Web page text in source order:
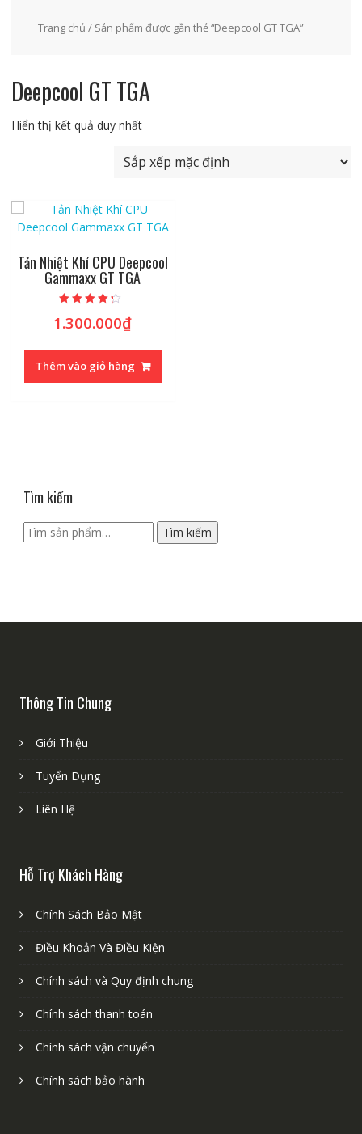
Trang chủ / Sản phẩm được gắn thẻ “Deepcool GT TGA”
Deepcool GT TGA
Hiển thị kết quả duy nhất
Tản Nhiệt Khí CPU Deepcool
Gammaxx GT TGA
hạng
4.00
1.300.000₫
Thêm vào giỏ hàng
Tìm kiếm
Tìm
kiếm:
Tìm kiếm
Thông Tin Chung
Giới Thiệu
Tuyển Dụng
Liên Hệ
Hỗ Trợ Khách Hàng
Chính Sách Bảo Mật
Điều Khoản Và Điều Kiện
Chính sách và Quy định chung
Chính sách thanh toán
Chính sách vận chuyển
Chính sách bảo hành